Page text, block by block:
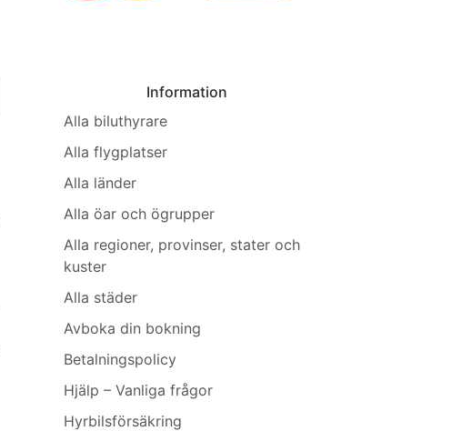
Information
Alla biluthyrare
Alla flygplatser
Alla länder
Alla öar och ögrupper
Alla regioner, provinser, stater och
kuster
Alla städer
Avboka din bokning
Betalningspolicy
Hjälp – Vanliga frågor
Hyrbilsförsäkring